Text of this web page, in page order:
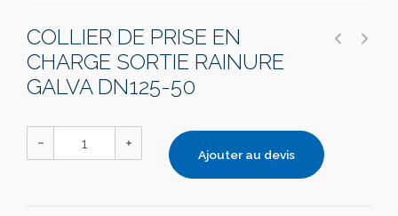
COLLIER DE PRISE EN
CHARGE SORTIE RAINURE
GALVA DN125-50
Ajouter au devis